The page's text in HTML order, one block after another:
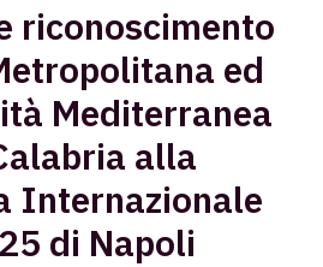
riconoscimento
ed
Mediterranea
alla
Internazionale
di Napoli